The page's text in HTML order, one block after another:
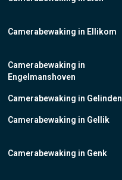
Camerabewaking in Ellikom
Camerabewaking in
Engelmanshoven
Camerabewaking in Gelinden
Camerabewaking in Gellik
Camerabewaking in Genk